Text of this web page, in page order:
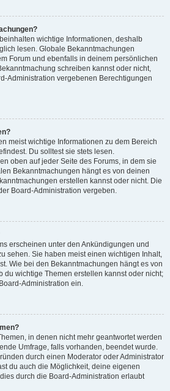
wichtige Informationen, deshalb
lesen. Globale Bekanntmachungen
Forum und ebenfalls in deinem persönlichen
schreiben kannst oder nicht,
Administration vergebenen Berechtigungen
meist wichtige Informationen zu dem Bereich
Du solltest sie stets lesen.
oben auf jeder Seite des Forums, in dem sie
Bekanntmachungen hängt es von deinen
erstellen kannst oder nicht. Die
Board-Administration vergeben.
erscheinen unter den Ankündigungen und
sehen. Sie haben meist einen wichtigen Inhalt,
Wie bei den Bekanntmachungen hängt es von
du wichtige Themen erstellen kannst oder nicht;
Administration ein.
in denen nicht mehr geantwortet werden
Umfrage, falls vorhanden, beendet wurde.
durch einen Moderator oder Administrator
du auch die Möglichkeit, deine eigenen
durch die Board-Administration erlaubt